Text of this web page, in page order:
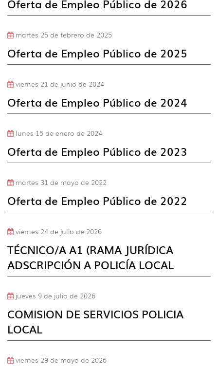
idioma
Oferta de Empleo Público de 2026
martes 25 de febrero de 2025
Oferta de Empleo Público de 2025
viernes 21 de junio de 2024
Oferta de Empleo Público de 2024
lunes 15 de enero de 2024
Oferta de Empleo Público de 2023
martes 31 de mayo de 2022
Oferta de Empleo Público de 2022
viernes 24 de julio de 2026
TÉCNICO/A A1 (RAMA JURÍDICA
ADSCRIPCIÓN A POLICÍA LOCAL
jueves 9 de julio de 2026
COMISION DE SERVICIOS POLICIA
LOCAL
viernes 29 de mayo de 2026